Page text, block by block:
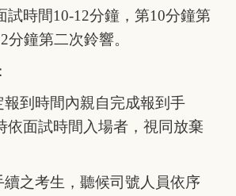
試時間10-12分鐘，第10分鐘第
分鐘第二次鈴響。
到時間內親自完成報到手
依面試時間入場者，視同放棄
之考生，聽候司號人員依序